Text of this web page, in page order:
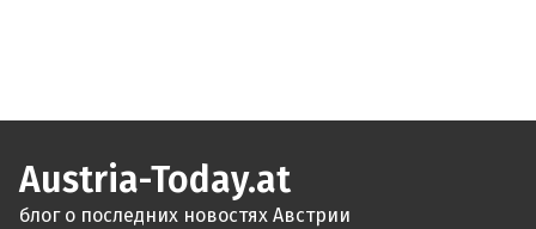
Austria-Today.at
блог о последних новостях Австрии